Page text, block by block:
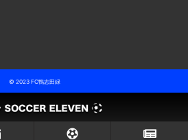
© 2023 FC鴨志田緑